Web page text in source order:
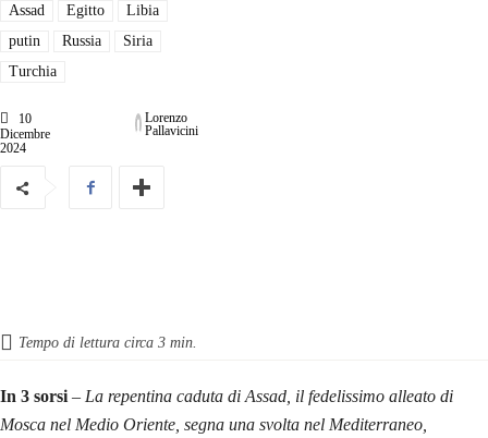
Assad
Egitto
Libia
putin
Russia
Siria
Turchia
10
Dicembre
2024
Lorenzo
Pallavicini
Tempo di lettura circa 3 min.
In 3 sorsi – La repentina caduta di Assad, il fedelissimo alleato di
Mosca nel Medio Oriente, segna una svolta nel Mediterraneo,